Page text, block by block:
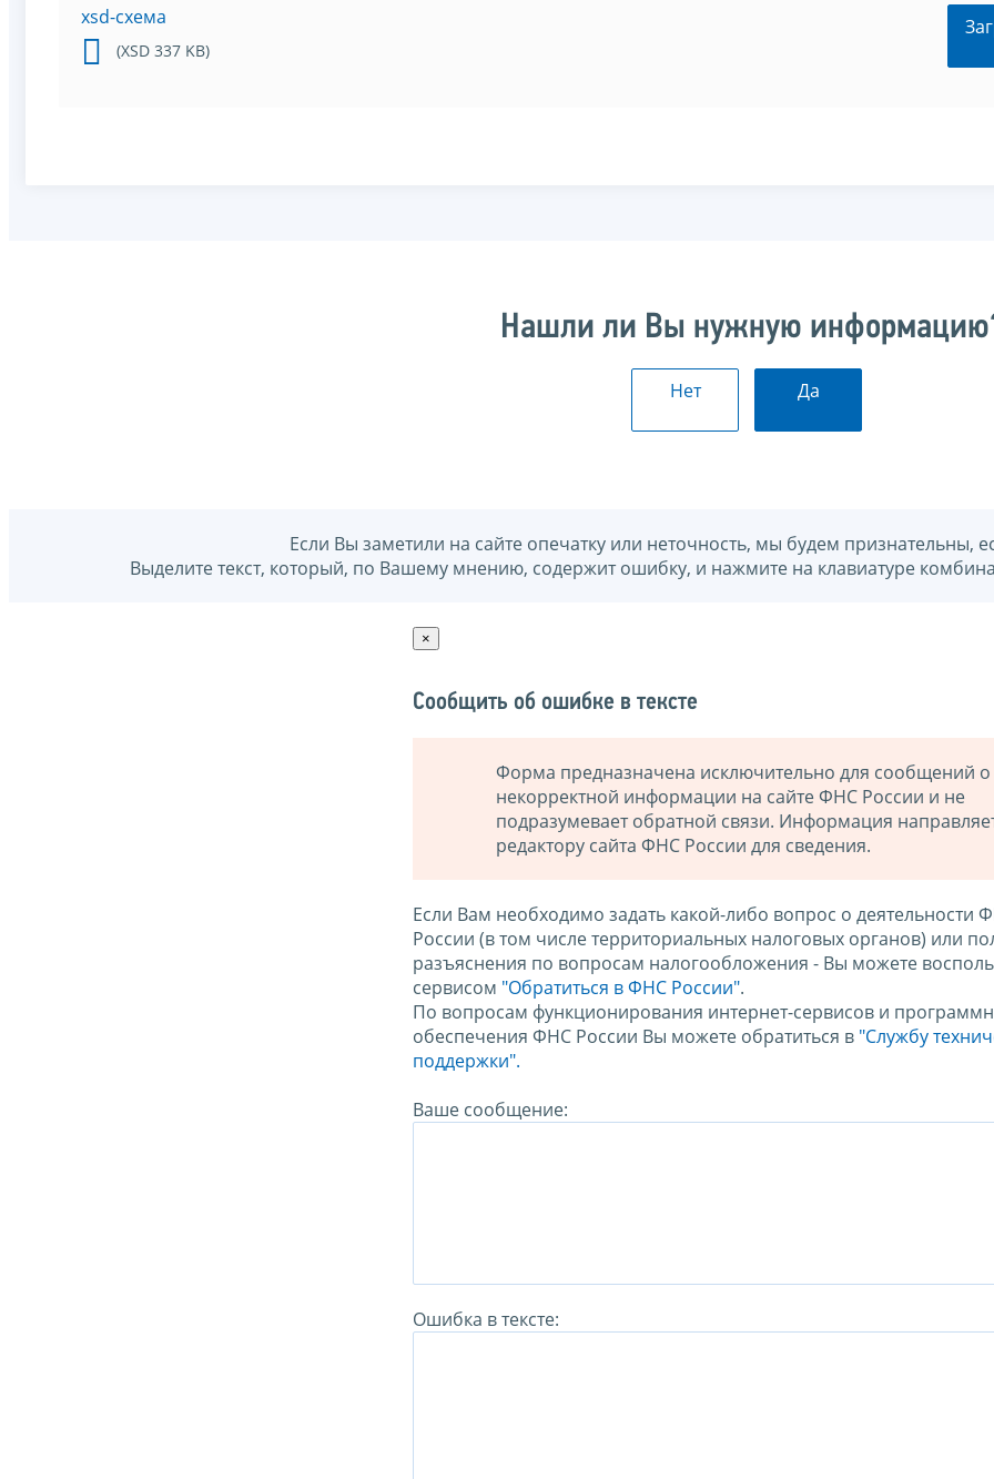
xsd-схема
(XSD 337 KB)
Нашли ли Вы нужную
Нет Да
Если Вы заметили на сайте опечатку или неточность, мы будем признательны,
Выделите текст, который, по Вашему мнению, содержит ошибку, и нажмите на клавиатуре
×
Сообщить об ошибке в тексте
Форма предназначена исключительно для сообщений о
некорректной информации на сайте ФНС России и не
подразумевает обратной связи. Информация
редактору сайта ФНС России для сведения.
Если Вам необходимо задать какой-либо вопрос о деятельности
России (в том числе территориальных налоговых органов) или
разъяснения по вопросам налогообложения - Вы можете
сервисом "Обратиться в ФНС России".
По вопросам функционирования интернет-сервисов и
обеспечения ФНС России Вы можете обратиться в "Службу
поддержки".
Ваше сообщение:
Ошибка в тексте: